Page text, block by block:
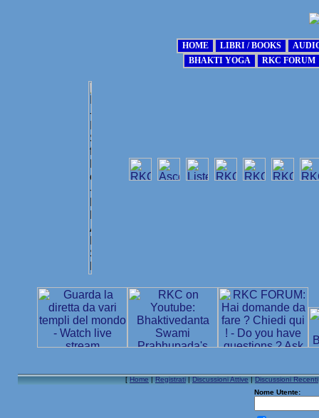
[Home|Registrati|Discussioni Attive|Discussioni Recenti
Nome Utente: